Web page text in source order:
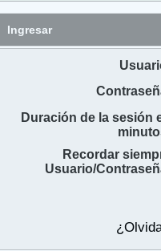
Ingresar
Duración de la sesión
Recordar
Usuario/